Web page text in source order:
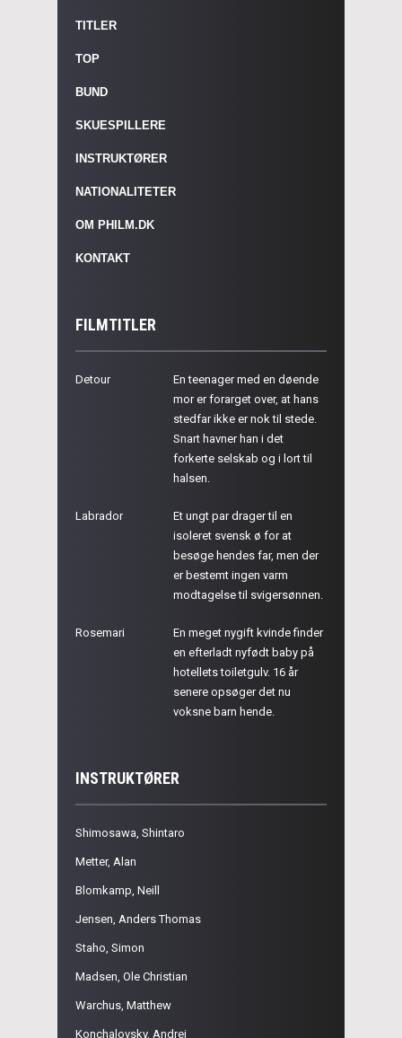
TITLER
TOP
BUND
SKUESPILLERE
INSTRUKTØRER
NATIONALITETER
OM PHILM.DK
KONTAKT
FILMTITLER
Detour
En teenager med en døende
mor er forarget over, at hans
stedfar ikke er nok til stede.
Snart havner han i det
forkerte selskab og i lort til
halsen.
Labrador
Et ungt par drager til en
isoleret svensk ø for at
besøge hendes far, men der
er bestemt ingen varm
modtagelse til svigersønnen.
Rosemari
En meget nygift kvinde finder
en efterladt nyfødt baby på
hotellets toiletgulv. 16 år
senere opsøger det nu
voksne barn hende.
INSTRUKTØRER
Shimosawa, Shintaro
Metter, Alan
Blomkamp, Neill
Jensen, Anders Thomas
Staho, Simon
Madsen, Ole Christian
Warchus, Matthew
Konchalovsky, Andrei